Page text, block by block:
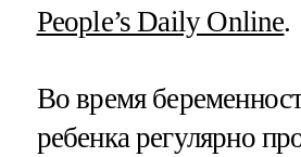
People’s Daily Online.
Во время
ребенка регулярно